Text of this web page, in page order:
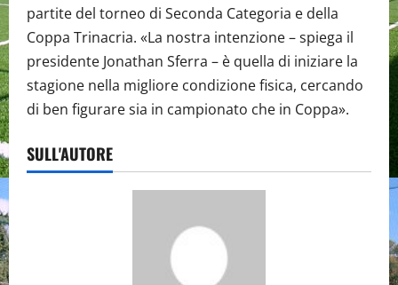
partite del torneo di Seconda Categoria e della
Coppa Trinacria. «La nostra intenzione – spiega il
presidente Jonathan Sferra – è quella di iniziare la
stagione nella migliore condizione fisica, cercando
di ben figurare sia in campionato che in Coppa».
SULL'AUTORE